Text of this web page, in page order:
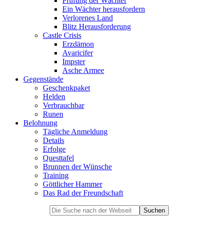
Ein Wächter herausfordern
Verlorenes Land
Blitz Herausforderung
Castle Crisis
Erzdämon
Avaricifer
Impster
Asche Armee
Gegenstände
Geschenkpaket
Helden
Verbrauchbar
Runen
Belohnung
Tägliche Anmeldung
Details
Erfolge
Questtafel
Brunnen der Wünsche
Training
Göttlicher Hammer
Das Rad der Freundschaft